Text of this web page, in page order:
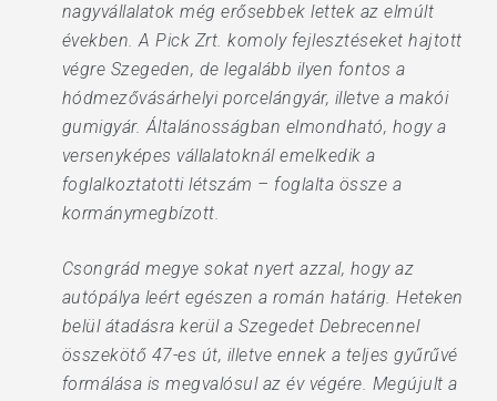
nagyvállalatok még erősebbek lettek az elmúlt
években. A Pick Zrt. komoly fejlesztéseket hajtott
végre Szegeden, de legalább ilyen fontos a
hódmezővásárhelyi porcelángyár, illetve a makói
gumigyár. Általánosságban elmondható, hogy a
versenyképes vállalatoknál emelkedik a
foglalkoztatotti létszám – foglalta össze a
kormánymegbízott.
Csongrád megye sokat nyert azzal, hogy az
autópálya leért egészen a román határig. Heteken
belül átadásra kerül a Szegedet Debrecennel
összekötő 47-es út, illetve ennek a teljes gyűrűvé
formálása is megvalósul az év végére. Megújult a